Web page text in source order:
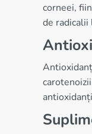
corneei,
de